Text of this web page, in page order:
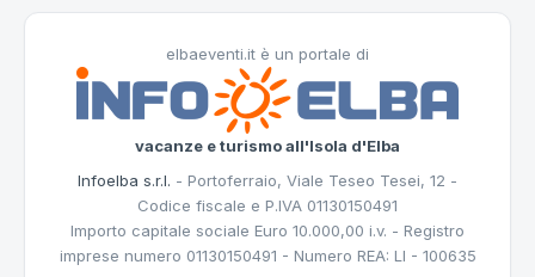
elbaeventi.it è un portale di
vacanze e turismo all'Isola d'Elba
Infoelba s.r.l. - Portoferraio, Viale Teseo Tesei, 12 -
Codice fiscale e P.IVA 01130150491
Importo capitale sociale Euro 10.000,00 i.v. - Registro
imprese numero 01130150491 - Numero REA: LI - 100635